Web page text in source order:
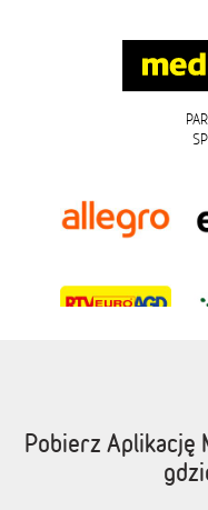
Pobierz Aplikację